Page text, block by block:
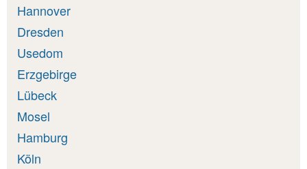
Hannover
Dresden
Usedom
Erzgebirge
Lübeck
Mosel
Hamburg
Köln